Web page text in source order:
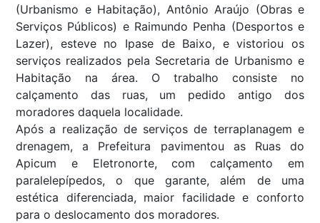
(Urbanismo e Habitação), Antônio Araújo (Obras e
Serviços Públicos) e Raimundo Penha (Desportos e
Lazer), esteve no Ipase de Baixo, e vistoriou os
serviços realizados pela Secretaria de Urbanismo e
Habitação na área. O trabalho consiste no
calçamento das ruas, um pedido antigo dos
moradores daquela localidade.
Após a realização de serviços de terraplanagem e
drenagem, a Prefeitura pavimentou as Ruas do
Apicum e Eletronorte, com calçamento em
paralelepípedos, o que garante, além de uma
estética diferenciada, maior facilidade e conforto
para o deslocamento dos moradores.